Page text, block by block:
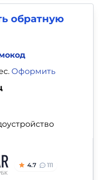
обратную
Оформить
4.7 111